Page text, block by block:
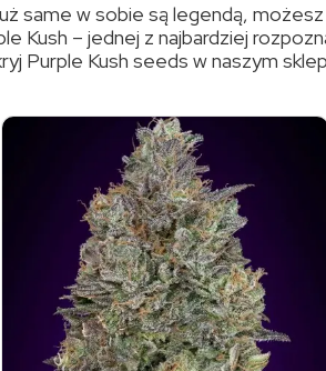
same w sobie są legendą,
Kush – jednej z najbardziej
Purple Kush seeds w naszym